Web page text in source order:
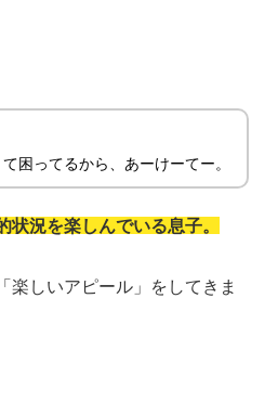
困ってるから、あーけーてー。
状況を楽しんでいる息子。
楽しいアピール」をしてきま